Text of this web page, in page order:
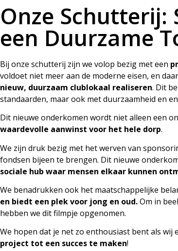
Onze Schutterij:
een Duurzame
Bij onze schutterij zijn we volop bezig met een
voldoet niet meer aan de moderne eisen, en
nieuw, duurzaam clublokaal realiseren. Dit
standaarden, maar ook met duurzaamheid en
Dit nieuwe onderkomen wordt niet alleen een
waardevolle aanwinst voor het hele dorp.
We zijn druk bezig met het werven van
fondsen bijeen te brengen. Dit nieuwe
sociale hub waar mensen elkaar kunnen
We benadrukken ook het maatschappelijke
en biedt een plek voor jong en oud.Om in
hebben we dit filmpje opgenomen.
We hopen dat je net zo enthousiast bent als wij
project tot een succes te maken!